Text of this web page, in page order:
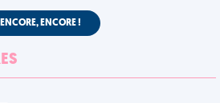
ENCORE, ENCORE !